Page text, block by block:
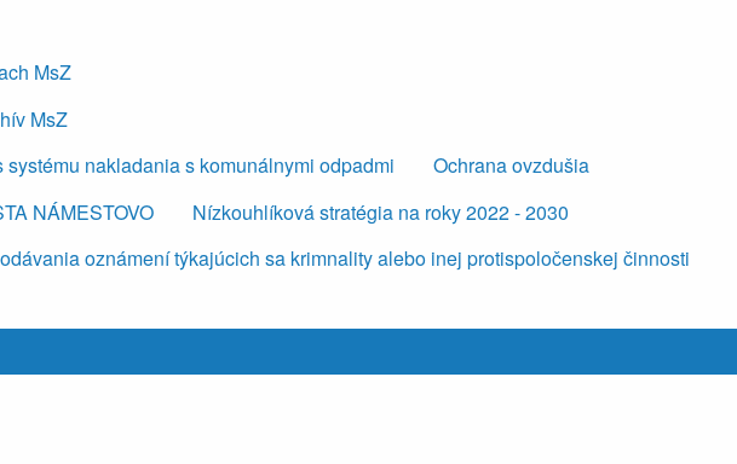
MsZ
MsZ
systému nakladania s komunálnymi odpadmi
Ochrana ovzdušia
NÁMESTOVO
Nízkouhlíková stratégia na roky 2022 - 2030
oznámení týkajúcich sa krimnality alebo inej protispoločenskej činnosti